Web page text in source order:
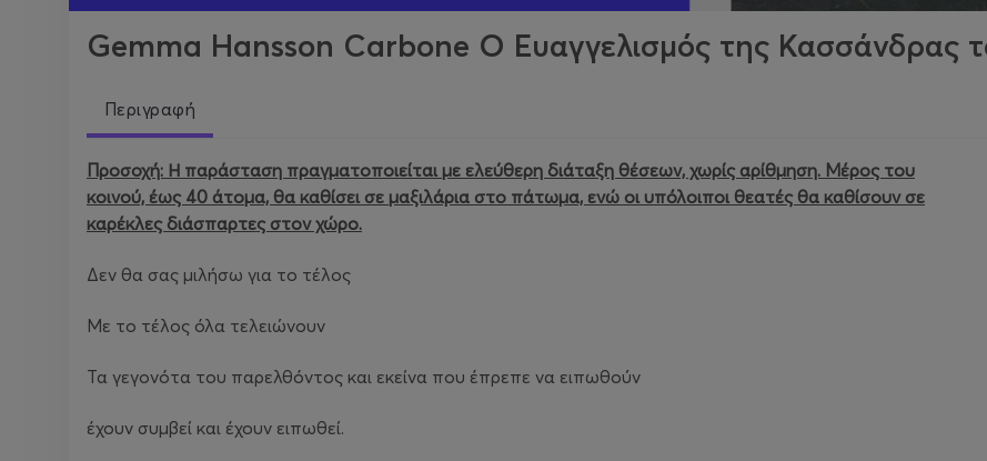
Gemma Hansson Carbone Ο Ευαγγελισμός της Κασσάνδρας
Περιγραφή
Προσοχή: Η παράσταση πραγματοποιείται με ελεύθερη διάταξη θέσεων, χωρίς αρίθμηση. Μέρος του
κοινού, έως 40 άτομα, θα καθίσει σε μαξιλάρια στο πάτωμα, ενώ οι υπόλοιποι θεατές θα καθίσουν σε
καρέκλες διάσπαρτες στον χώρο.
Δεν θα σας μιλήσω για το τέλος
Με το τέλος όλα τελειώνουν
Τα γεγονότα του παρελθόντος και εκείνα που έπρεπε να ειπωθούν
έχουν συμβεί και έχουν ειπωθεί.